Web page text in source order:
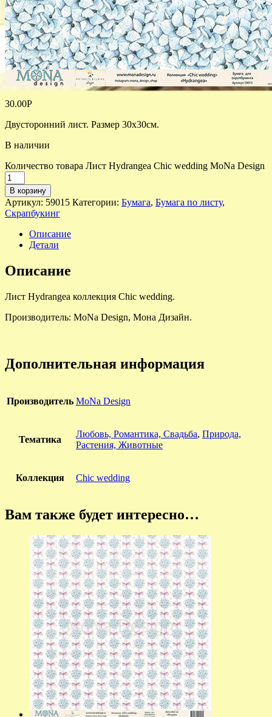
30.00Р
Двусторонний лист. Размер 30х30см.
В наличии
Количество товара Лист Hydrangea Chic wedding MoNa Design
В корзину
Артикул: 59015 Категории: Бумага, Бумага по листу,
Скрапбукинг
Описание
Детали
Описание
Лист Hydrangea коллекция Chic wedding.
Производитель: MoNa Design, Мона Дизайн.
Дополнительная информация
Производитель MoNa Design
Тематика
Любовь, Романтика, Cвадьба, Природа,
Растения, Животные
Коллекция Chic wedding
Вам также будет интересно…